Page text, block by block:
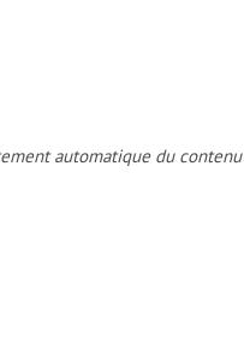
automatique du contenu